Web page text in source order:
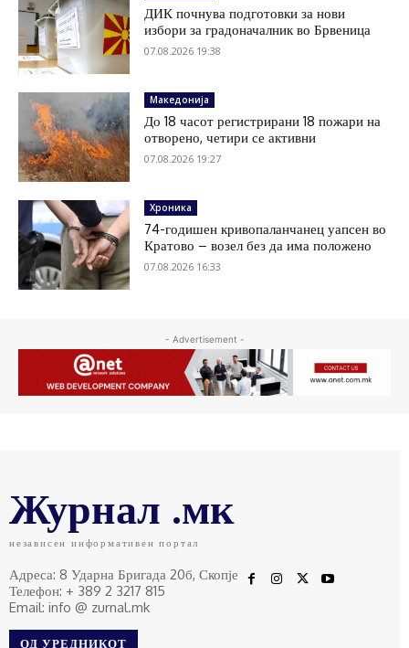
ДИК почнува подготовки за нови
избори за градоначалник во Брвеница
07.08.2026 19:38
Македонија
До 18 часот регистрирани 18 пожари на
отворено, четири се активни
07.08.2026 19:27
Хроника
74-годишен кривопаланчанец уапсен во
Кратово – возел без да има положено
07.08.2026 16:33
- Advertisement -
Журнал .мк
независен информативен портал
Адреса: 8 Ударна Бригада 20б, Скопје
Телефон: + 389 2 3217 815
Email: info @ zurnal.mk
ОД УРЕДНИКОТ